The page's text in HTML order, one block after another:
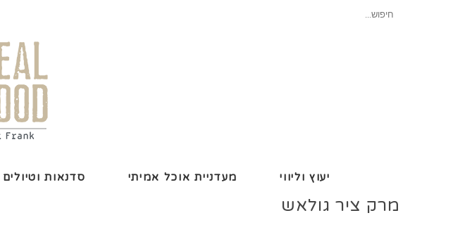
חיפוש
יעוץ וליווי מעדניית אוכל אמיתי סדנאות וטיולים
מרק ציר גולאש